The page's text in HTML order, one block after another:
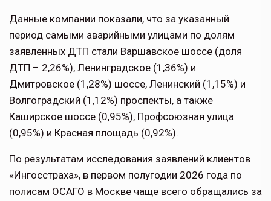
Данные компании показали, что за указанный
период самыми аварийными улицами по долям
заявленных ДТП стали Варшавское шоссе (доля
ДТП – 2,26%), Ленинградское (1,36%) и
Дмитровское (1,28%) шоссе, Ленинский (1,15%) и
Волгоградский (1,12%) проспекты, а также
Каширское шоссе (0,95%), Профсоюзная улица
(0,95%) и Красная площадь (0,92%).
По результатам исследования заявлений клиентов
«Ингосстраха», в первом полугодии 2026 года по
полисам ОСАГО в Москве чаще всего обращались за